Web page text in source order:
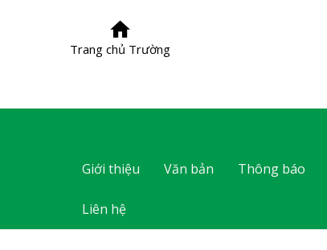
Trang chủ Trường
Giới thiệu Văn bản Thông báo
Liên hệ